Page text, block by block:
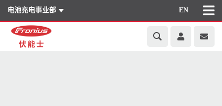
电池充电事业部 EN